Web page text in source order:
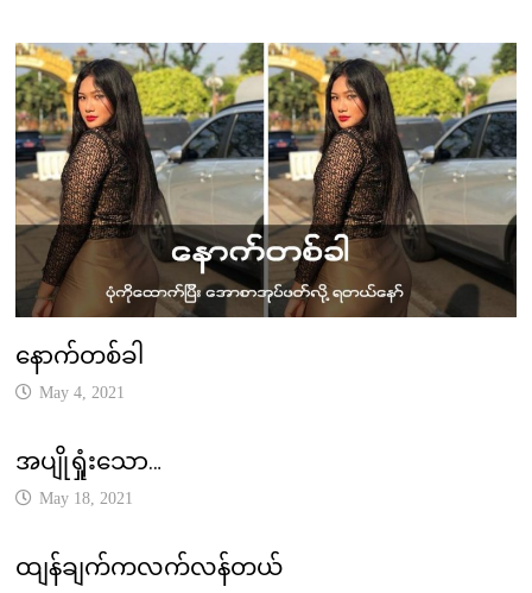
နောက်တစ်ခါ
May 4, 2021
အပျိုရှုံးသော…
May 18, 2021
ထျန်ချက်ကလက်လန်တယ်